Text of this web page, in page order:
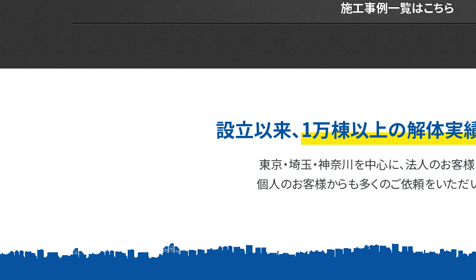
施工事例一覧はこちら
設立以来、1万棟以上の解体実
東京・埼玉・神奈川を中心に、法人のお客様
個人のお客様からも多くのご依頼をいただ